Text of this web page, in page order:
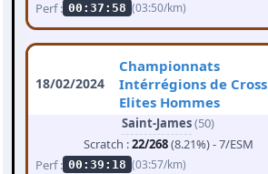
Perf : 00:37:58 (03:50/km)
18/02/2024
Championnats
Intérrégions de
Elites Hommes
Saint-James(50)
Scratch :22/268(8.21%) - 7/ESM
Perf : 00:39:18 (03:57/km)